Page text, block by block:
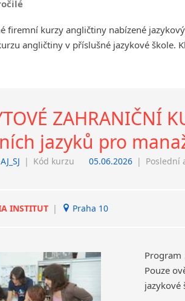
nad Labem
firemní kurzy angličtiny nabízené
angličtiny v příslušné jazykové škole.
ZAHRANIČNÍ
jazyků pro
| Kód kurzu 05.06.2026 | Poslední
INSTITUT | Praha 10
Program
Pouze